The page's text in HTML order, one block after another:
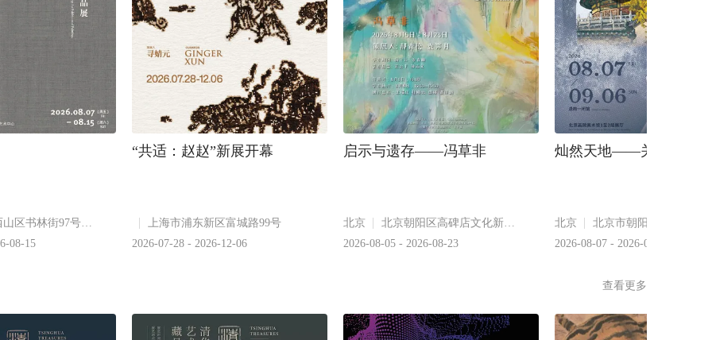
昆明市西山区书林街97号附4号
08-15
“共适：赵赵”新展开幕
上海市浦东新区富城路99号
2026-07-28 - 2026-12-06
启示与遗存——冯草非
北京
北京朝阳区高碑店文化新大街1704号
2026-08-05 - 2026-08-23
灿然天地——关广志艺
北京
2026-08-07 - 2026-09-06
查看更多